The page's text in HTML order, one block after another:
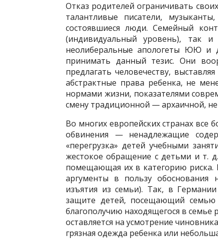
Отказ родителей ограничивать
талантливые писатели,
состоявшиеся люди. Семейный
(индивидуальный уровень), так
неолиберальные апологеты ЮЮ и
принимать данный тезис. Они
предлагать человечеству,
абстрактные права ребенка, не
нормами жизни, показателями
смену традиционной — архаичной,
Во многих европейских странах все
обвинения — ненадлежащие
«перегрузка» детей учебными
жестокое обращение с детьми и т.
помещающая их в категорию риска.
аргументы в пользу обоснования
изъятия из семьи). Так, в
защите детей, посещающий
благополучию находящегося в семье
оставляется на усмотрение
грязная оде­жда ребенка или